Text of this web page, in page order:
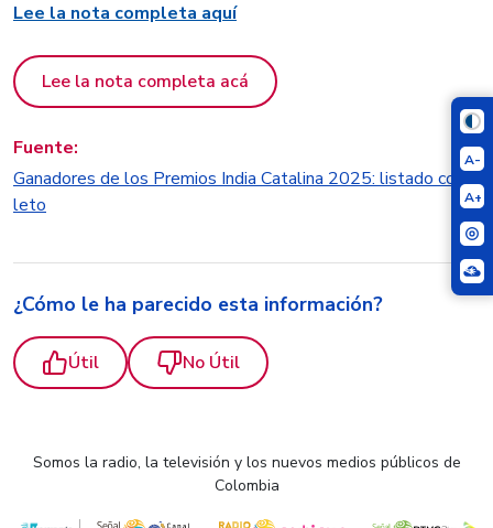
A-
A+
Lee la nota completa aquí
Lee la nota completa acá
Fuente:
Ganadores de los Premios India Catalina 2025: listado comp
leto
¿Cómo le ha parecido esta información?
Útil No Útil
Somos la radio, la televisión y los nuevos medios públicos de
Colombia